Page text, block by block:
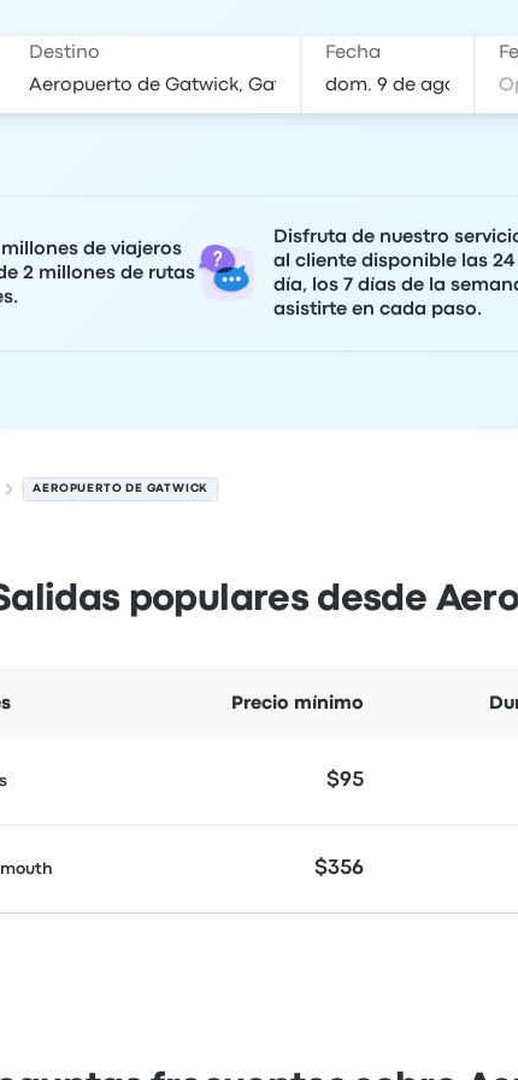
Destino Fecha
de viajeros
2 millones de rutas
Disfruta de nuestro
al cliente disponible las 24
día, los 7 días de la
asistirte en cada paso.
AEROPUERTO DE GATWICK
populares desde
Precio mínimo
$95
$356